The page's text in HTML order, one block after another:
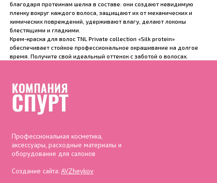
благодаря протеинам шелка в составе: они создают невидимую
пленку вокруг каждого волоса, защищают их от механических и
химических повреждений, удерживают влагу, делают локоны
блестящими и гладкими.
Крем-краска для волос TNL Private collection «Silk protein»
обеспечивает стойкое профессиональное окрашивание на долгое
время. Получите свой идеальный оттенок с заботой о волосах.
Профессиональная косметика,
аксессуары, расходные материалы и
оборудование для салонов
Создание сайта: AVZheykov